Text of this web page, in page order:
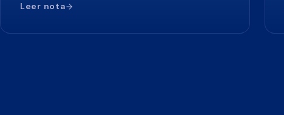
Leer nota